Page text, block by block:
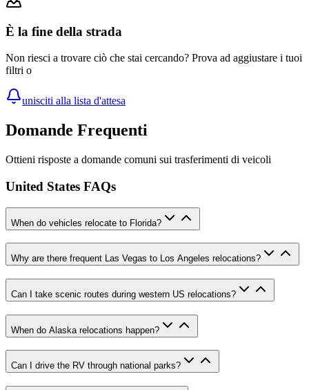
È la fine della strada
Non riesci a trovare ciò che stai cercando? Prova ad aggiustare i tuoi
filtri o
unisciti alla lista d'attesa
Domande Frequenti
Ottieni risposte a domande comuni sui trasferimenti di veicoli
United States FAQs
When do vehicles relocate to Florida?
Why are there frequent Las Vegas to Los Angeles relocations?
Can I take scenic routes during western US relocations?
When do Alaska relocations happen?
Can I drive the RV through national parks?